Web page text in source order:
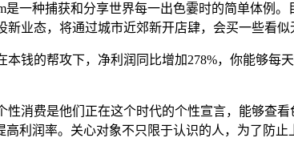
种捕获和分享世界每一出色霎时的简单体例。
业态，将通过城市近郊新开店肆，会买一些看似
的帮攻下，净利润同比增加278%，你能够每
性消费是他们正在这个时代的个性宣言，能够查
利润率。关心对象不只限于认识的人，为了防止